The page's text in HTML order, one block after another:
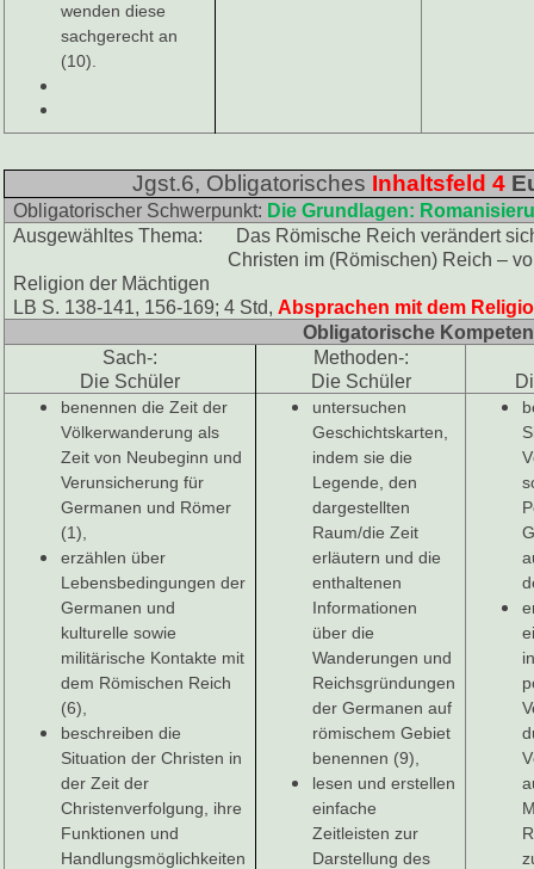
wenden diese
sachgerecht an
(10).
Jgst.6, Obligatorisches Inhaltsfeld 4
Obligatorischer Schwerpunkt: Die Grundlagen:
Ausgewähltes Thema: Das Römische Reich verändert
Christen im (Römischen) Reich – von einer
Religion der Mächtigen
LB S. 138-141, 156-169; 4 Std, Absprachen mit dem
Obligatorische
Sach-:
Die Schüler
Methoden-:
Die Schüler
benennen die Zeit der
Völkerwanderung als
Zeit von Neubeginn und
Verunsicherung für
Germanen und Römer
(1),
erzählen über
Lebensbedingungen der
Germanen und
kulturelle sowie
militärische Kontakte mit
dem Römischen Reich
(6),
beschreiben die
Situation der Christen in
der Zeit der
Christenverfolgung, ihre
Funktionen und
Handlungsmöglichkeiten
untersuchen
Geschichtskarten,
indem sie die
Legende, den
dargestellten
Raum/die Zeit
erläutern und die
enthaltenen
Informationen
über die
Wanderungen und
Reichsgründungen
der Germanen auf
römischem Gebiet
benennen (9),
lesen und erstellen
einfache
Zeitleisten zur
Darstellung des